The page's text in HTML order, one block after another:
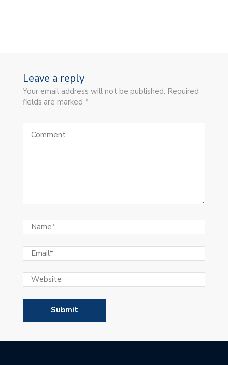
Leave a reply
Your email address will not be published. Required
fields are marked *